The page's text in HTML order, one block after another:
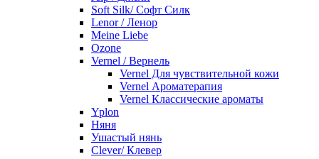
Soft Silk/ Софт Силк
Lenor / Ленор
Meine Liebe
Ozone
Vernel / Вернель
Vernel Для чувствительной кожи
Vernel Ароматерапия
Vernel Классические ароматы
Yplon
Няня
Ушастый нянь
Clever/ Клевер